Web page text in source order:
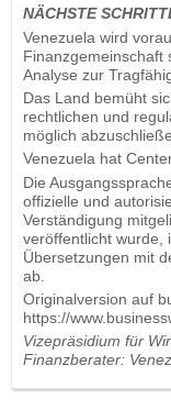
NÄCHSTE
Venezuela wird
Finanzgemeinschaft
Analyse zur
Das Land bemüht
rechtlichen und
möglich
Venezuela hat
Die
offizielle und
Verständigung
veröffentlicht wurde,
Übersetzungen mit
ab.
Originalversion auf
https://
Vizepräsidium für
Finanzberater: